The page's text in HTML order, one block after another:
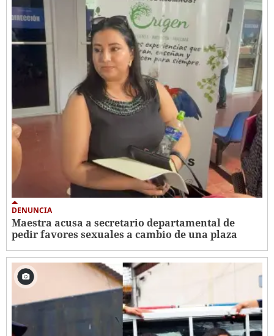
DENUNCIA
Maestra acusa a secretario departamental de
pedir favores sexuales a cambio de una plaza